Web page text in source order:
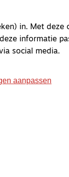
in. Met deze
informatie
social media.
aanpassen